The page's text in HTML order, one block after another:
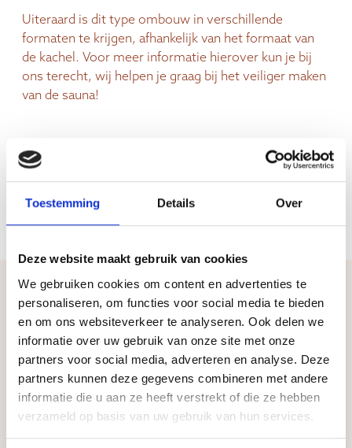
Toestemming Details Over
Deze website maakt gebruik van cookies
We gebruiken cookies om content en advertenties te
personaliseren, om functies voor social media te bieden
en om ons websiteverkeer te analyseren. Ook delen we
informatie over uw gebruik van onze site met onze
partners voor social media, adverteren en analyse. Deze
partners kunnen deze gegevens combineren met andere
informatie die u aan ze heeft verstrekt of die ze hebben
verzameld op basis van uw gebruik van hun services.
Uiteraard is dit type ombouw in verschillende
formaten te krijgen, afhankelijk van het formaat van
de kachel. Voor meer informatie hierover kun je bij
ons terecht, wij helpen je graag bij het veiliger maken
van de sauna!